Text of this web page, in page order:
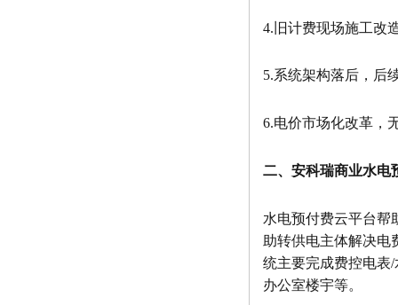
4.旧计费现场施工改
5.系统架构落后，后
6.电价市场化改革，
二、安科瑞商业水电
水电预付费云平台帮
助转供电主体解决电
统主要完成费控电表
办公室楼宇等。